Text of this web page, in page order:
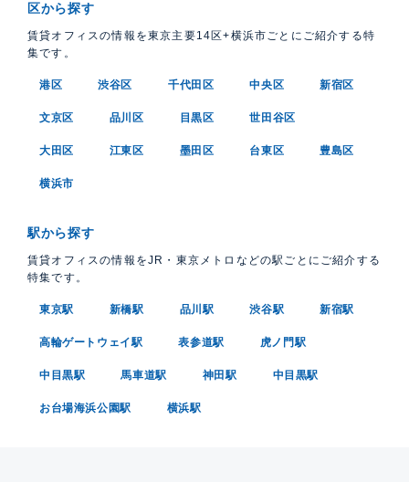
区から探す
賃貸オフィスの情報を東京主要14区+横浜市ごとにご紹介する特
集です。
港区 渋谷区 千代田区 中央区 新宿区
文京区 品川区 目黒区 世田谷区
大田区 江東区 墨田区 台東区 豊島区
横浜市
駅から探す
賃貸オフィスの情報をJR・東京メトロなどの駅ごとにご紹介する
特集です。
東京駅 新橋駅 品川駅 渋谷駅 新宿駅
高輪ゲートウェイ駅 表参道駅 虎ノ門駅
中目黒駅 馬車道駅 神田駅 中目黒駅
お台場海浜公園駅 横浜駅